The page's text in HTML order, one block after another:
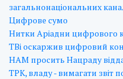
загальнонаціональних
Цифрове сумо
Нитки Аріадни цифрового
ТВі оскаржив цифровий
НАМ просить Нацраду
ТРК, владу - вимагати звіт